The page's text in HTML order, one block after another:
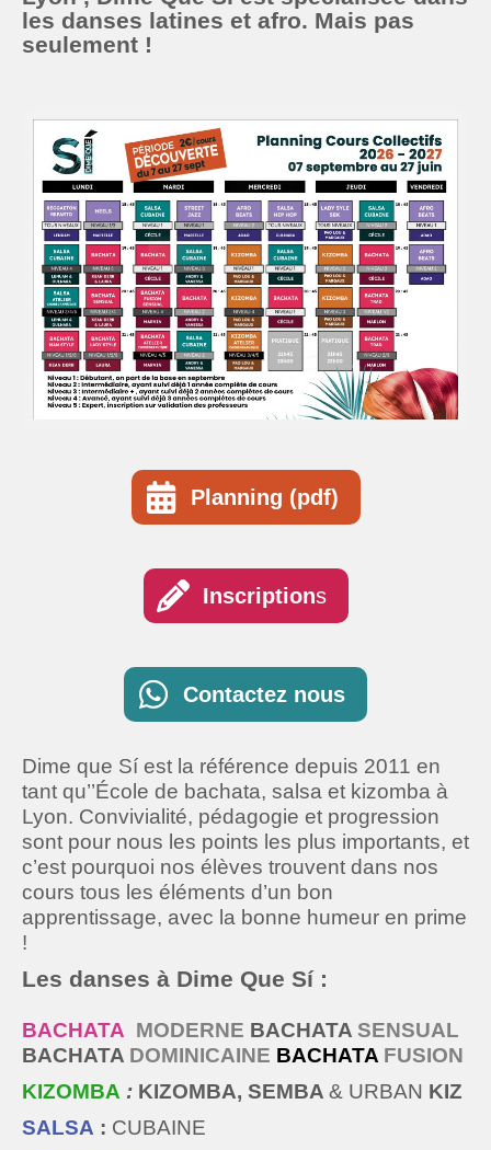
les danses latines et afro. Mais pas
seulement !
Planning (pdf)
Inscriptions
Contactez nous
Dime que Sí est la référence depuis 2011 en
tant qu’’École de bachata, salsa et kizomba à
Lyon. Convivialité, pédagogie et progression
sont pour nous les points les plus importants, et
c’est pourquoi nos élèves trouvent dans nos
cours tous les éléments d’un bon
apprentissage, avec la bonne humeur en prime
!
Les danses à Dime Que Sí :
BACHATA MODERNE BACHATA SENSUAL
BACHATA DOMINICAINE BACHATA FUSION
KIZOMBA : KIZOMBA, SEMBA & URBAN KIZ
SALSA : CUBAINE